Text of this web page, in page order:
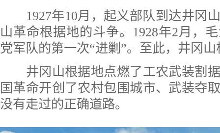
1927年10月，起义部队到达井冈
山革命根据地的斗争。1928年2月，
党军队的第一次“进剿”。至此，井冈
井冈山根据地点燃了工农武装割据
国革命开创了农村包围城市、武装夺
没有走过的正确道路。